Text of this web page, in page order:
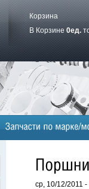
Корзина
В Корзине 0ед.
ср, 10/12/2011